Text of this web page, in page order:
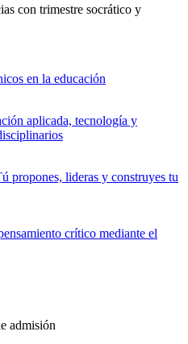
con trimestre socrático y
en la educación
aplicada, tecnología y
propones, lideras y construyes tu
crítico mediante el
admisión